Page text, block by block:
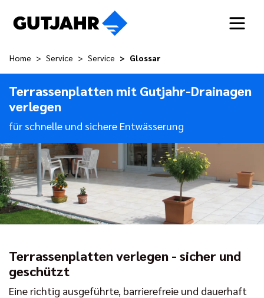
Home Service Service Glossar
Terrassenplatten mit Gutjahr-Drainagen
verlegen
für schnelle und sichere Entwässerung
Terrassenplatten verlegen - sicher und
geschützt
Eine richtig ausgeführte, barrierefreie und dauerhaft